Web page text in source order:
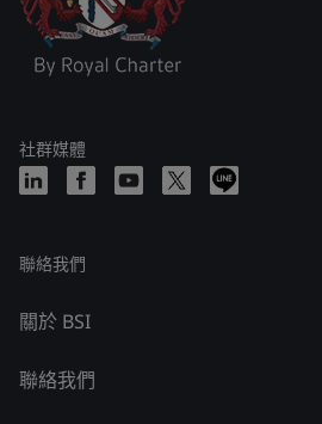
社群媒體
聯絡我們
關於 BSI
聯絡我們